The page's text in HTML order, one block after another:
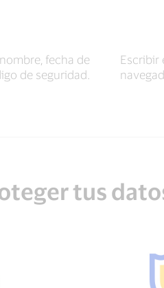
fecha de
de seguridad.
Escribir
tus